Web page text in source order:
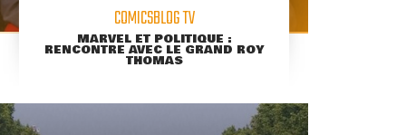
COMICSBLOG TV
MARVEL ET POLITIQUE :
RENCONTRE AVEC LE GRAND ROY
THOMAS